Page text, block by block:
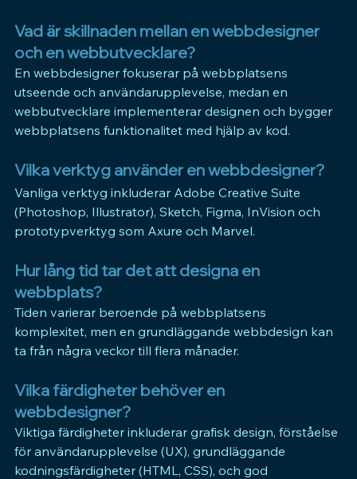
Vad är skillnaden mellan en webbdesigner
och en webbutvecklare?
En webbdesigner fokuserar på webbplatsens
utseende och användarupplevelse, medan en
webbutvecklare implementerar designen och bygger
webbplatsens funktionalitet med hjälp av kod.
Vilka verktyg använder en webbdesigner?
Vanliga verktyg inkluderar Adobe Creative Suite
(Photoshop, Illustrator), Sketch, Figma, InVision och
prototypverktyg som Axure och Marvel.
Hur lång tid tar det att designa en
webbplats?
Tiden varierar beroende på webbplatsens
komplexitet, men en grundläggande webbdesign kan
ta från några veckor till flera månader.
Vilka färdigheter behöver en
webbdesigner?
Viktiga färdigheter inkluderar grafisk design, förståelse
för användarupplevelse (UX), grundläggande
kodningsfärdigheter (HTML, CSS), och god